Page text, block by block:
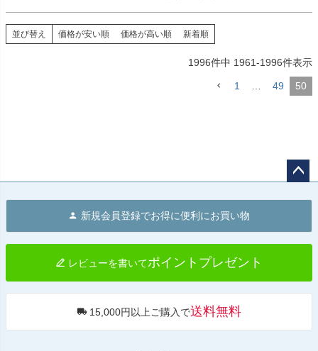
並び替え 価格が安い順 価格が高い順 新着順
1996件中 1961-1996件表示
1 49 50
へ
新規会員登録でお得に便利にお買い物
レビューを書いてポイントプレゼント
15,000円以上ご購入で送料無料